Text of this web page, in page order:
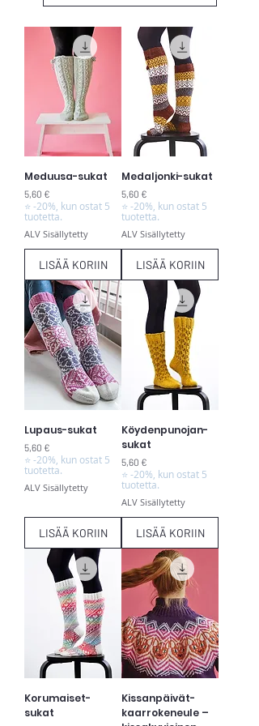
Meduusa-sukat
Hinta
5,60 €
⭐ -20%, kun ostat 5
tuotetta.
ALV Sisällytetty
LISÄÄ KORIIN
Medaljonki-sukat
Hinta
5,60 €
⭐ -20%, kun ostat 5
tuotetta.
ALV Sisällytetty
LISÄÄ KORIIN
Lupaus-sukat
Hinta
5,60 €
⭐ -20%, kun ostat 5
tuotetta.
ALV Sisällytetty
LISÄÄ KORIIN
Köydenpunojan-
sukat
Hinta
5,60 €
⭐ -20%, kun ostat 5
tuotetta.
ALV Sisällytetty
LISÄÄ KORIIN
Korumaiset-
sukat
Kissanpäivät-
kaarrokeneule –